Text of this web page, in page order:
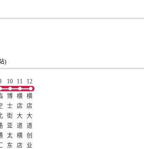
)
10
博
士
街
亚
太
东
11
横
店
大
道
横
店
12
横
店
大
道
创
业